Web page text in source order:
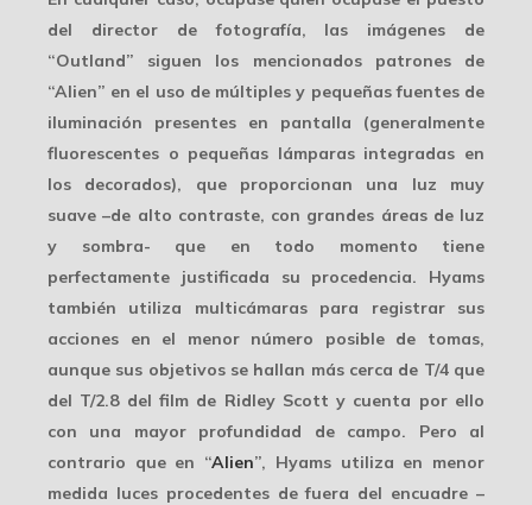
del director de fotografía, las imágenes de
“Outland” siguen los mencionados patrones de
“Alien” en el uso de múltiples y pequeñas fuentes de
iluminación presentes en pantalla (generalmente
fluorescentes o pequeñas lámparas integradas en
los decorados), que proporcionan una luz muy
suave –de alto contraste, con grandes áreas de luz
y sombra- que en todo momento tiene
perfectamente justificada su procedencia. Hyams
también utiliza multicámaras para registrar sus
acciones en el menor número posible de tomas,
aunque sus objetivos se hallan más cerca de T/4 que
del T/2.8 del film de Ridley Scott y cuenta por ello
con una mayor profundidad de campo. Pero al
contrario que en “Alien”, Hyams utiliza en menor
medida luces procedentes de fuera del encuadre –